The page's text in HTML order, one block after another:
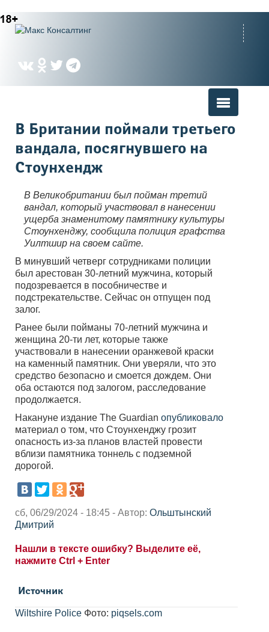
Вы здесь
В Британии поймали третьего
вандала, посягнувшего на
Стоунхендж
В Великобритании был пойман третий
вандал, который участвовал в нанесении
ущерба знаменитому памятнику культуры
Стоунхенджу, сообщила полиция графства
Уилтшир на своем сайте.
В минувший четверг сотрудниками полиции
был арестован 30-летний мужчина, который
подозревается в пособничестве и
подстрекательстве. Сейчас он отпущен под
залог.
Ранее были пойманы 70-летний мужчина и
женщина 20-ти лет, которые также
участвовали в нанесении оранжевой краски
на каменный памятник. Они уверяли, что это
средство безопасно и смоется дождем. Они
оба остаются под залогом, расследование
продолжается.
Накануне издание The Guardian опубликовало
материал о том, что Стоунхенджу грозит
опасность из-за планов властей провести
вблизи памятника тоннель с подземной
дорогой.
сб, 06/29/2024 - 18:45 - Автор: Ольштынский
Дмитрий
Нашли в тексте ошибку? Выделите её,
нажмите Ctrl + Enter
Источник
Wiltshire Police Фото: piqsels.com